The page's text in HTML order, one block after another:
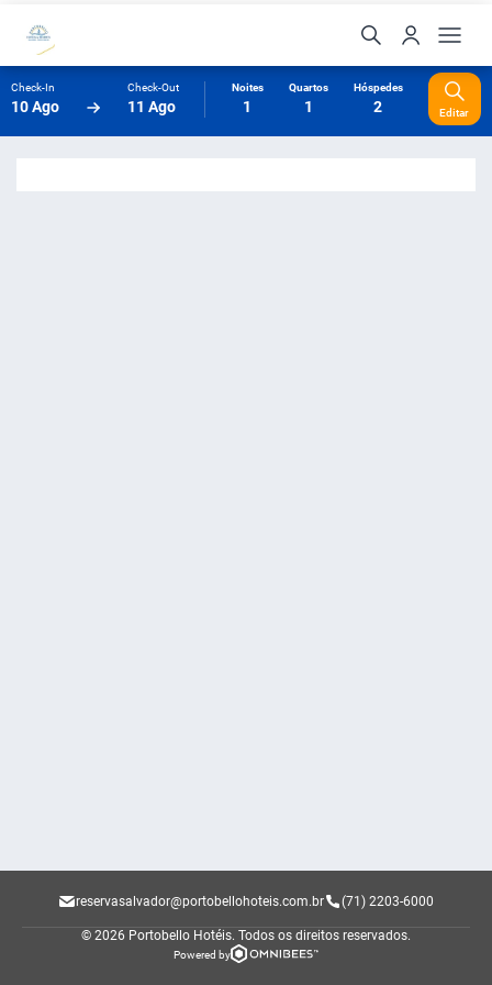
Check-In
10 Ago
Check-Out
11 Ago
Noites
1
Quartos
1
Hóspedes
2 Editar
reservasalvador@portobellohoteis.com.br (71) 2203-6000
© 2026 Portobello Hotéis. Todos os direitos reservados.
Powered by